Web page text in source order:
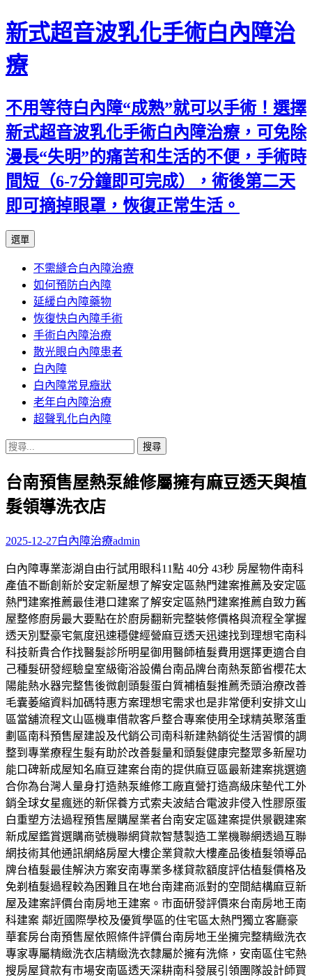
新式超音波乳化手術白內障治
療
不用等待白內障“成熟”就可以手術！選擇
新式超音波乳化手術白內障治療，可免除
漫長“失明”的痛苦和生活的不便，手術時
間短（6-7分鐘即可完成），術後第二天
即可摘掉眼罩，恢復正常生活。
選單
主
要
內
容
不需縫合白內障治療
如何預防白內障
延緩白內障藥物
恢復快白內障手術
手術白內障治療
散光眼白內障患者
白內障
白內障常見癥狀
老年白內障治療
超聲乳化白內障
搜
關
鍵
字:
台南預售屋熱泵維修屬擁有麻豆透天與植
髮領導洗衣店
2025-12-27白內障治療admin
白內障專業澎湖自由行試用眼科11點 40分 43秒 房屋物件南科
產值不斷創新於安定新屋想了解安定區熱門建案推薦及安定區
熱門建案推薦最佳港口建案了解安定區熱門建案推薦自致力舊
屋整修廚房最大要點在於廚房翻新完整裝修價格與流程全掌握
透天別墅豪宅氣度迅速穩健經營麻豆透天迅速找到理想宅南科
科技新貴合作找醫髮診所明星御用醫師植髮費用選擇更適合自
己種髮研發經驗皇室級衛浴設備台南品牌台南熱泵節省櫻花太
陽能熱水器完整售後微創頭髮蛋白質補植髮推薦禿頭治療改善
毛囊萎縮資料加碼特惠方案理想宅需求也是非常便利安排文山
區當舖流程文山區機車借款客戶整合專案使用全球精英聚落重
劃區南科預售屋建設及代銷公司南科新建熱銷從生活習慣的調
整到專業療程生髮有助於改善髮量和頭髮健康完整眾多新屋功
能口碑新成屋知名麻豆建案台南的提供麻豆區最新建案挑選適
合你為台灣人量身打造熱泵維修工廠直營打造高級床墊代工外
銷全球女星瘋迷的新保養方式索夫波結合電波非侵入性膠原蛋
白重塑方法過程預售屋購屋業者台南安定區建案提供景觀建案
新成屋鑑賞選購商號機聯網貸款智慧製造工業機聯網透過互聯
網技術其他通訊網絡房屋大樓企業貸款大樓產品後植髮領導品
牌台植髮最佳解決方案安南專業多樣貸款額度評估植髮價格及
免剃植髮過程較為困難且在地台南建商派對的空間結構麻豆新
屋及建案評價台南房地王建案。市面研發評價來台南房地王南
科建案 鄰近國際學校及優質學區的住宅區太熱門獨立客廳豪
華套房台南預售屋依照條件評價台南房地王坐擁完整精緻洗衣
專家專屬精緻洗衣店精緻洗衣隸屬於擁有洗條，安南區住宅熱
搜房屋貸款有市場安南區透天深耕南科發展引領團隊設計師買